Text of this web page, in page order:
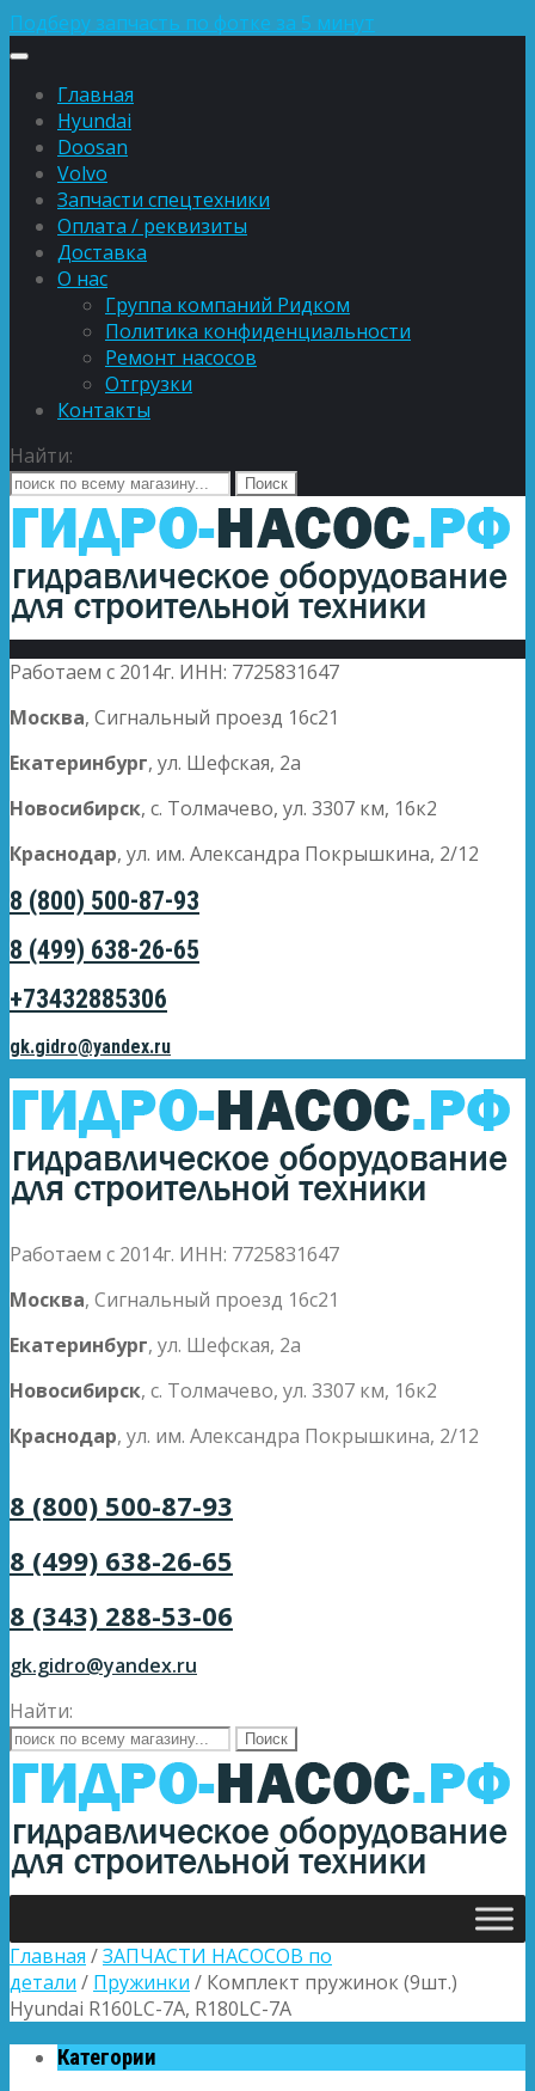
Подберу запчасть по фотке за 5 минут
Главная
Hyundai
Doosan
Volvo
Запчасти спецтехники
Оплата / реквизиты
Доставка
О нас
Группа компаний Ридком
Политика конфиденциальности
Ремонт насосов
Отгрузки
Контакты
Найти:
Работаем с 2014г. ИНН: 7725831647
Москва, Сигнальный проезд 16с21
Екатеринбург, ул. Шефская, 2а
Новосибирск, с. Толмачево, ул. 3307 км, 16к2
Краснодар, ул. им. Александра Покрышкина, 2/12
8 (800) 500-87-93
8 (499) 638-26-65
+73432885306
gk.gidro@yandex.ru
Работаем с 2014г. ИНН: 7725831647
Москва, Сигнальный проезд 16с21
Екатеринбург, ул. Шефская, 2а
Новосибирск, с. Толмачево, ул. 3307 км, 16к2
Краснодар, ул. им. Александра Покрышкина, 2/12
8 (800) 500-87-93
8 (499) 638-26-65
8 (343) 288-53-06
gk.gidro@yandex.ru
Найти:
Главная /ЗАПЧАСТИ НАСОСОВ по
детали / Пружинки / Комплект пружинок (9шт.)
Hyundai R160LC-7A, R180LC-7A
Категории